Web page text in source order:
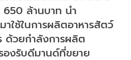
ล้านบาท นำ
ใช้ในการผลิตอาหารสัตว์
ด้วยกำลังการผลิต
งรับดีมานด์ที่ขยาย